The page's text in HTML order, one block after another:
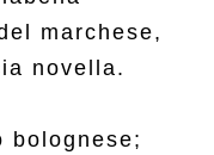
marchese,
novella.
bolognese;